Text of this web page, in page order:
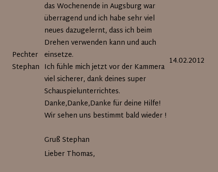
Pechter
Stephan
das Wochenende in Augsburg war
überragend und ich habe sehr viel
neues dazugelernt, dass ich beim
Drehen verwenden kann und auch
einsetze.
Ich fühle mich jetzt vor der Kammera
viel sicherer, dank deines super
Schauspielunterrichtes.
Danke,Danke,Danke für deine Hilfe!
Wir sehen uns bestimmt bald wieder !
Gruß Stephan
14.02.2012
Lieber Thomas,